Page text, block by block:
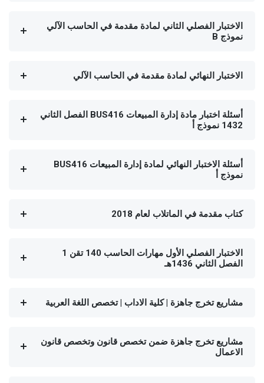
الاختبار الفصلي الثاني لمادة مقدمة في الحاسب الآلي
نموذج B
الاختبار النهائي لمادة مقدمة في الحاسب الآلي
أسئلة اختبار مادة إدارة المبيعات BUS416 الفصل الثاني
1432 نموذج أ
أسئلة الاختبار النهائي لمادة إدارة المبيعات BUS416
نموذج أ
كتاب مقدمة في الماتلاب لعام 2018
الاختبار الفصلي الأول مهارات الحاسب 140 تقن 1
الفصل الثاني 1436هـ
مشاريع تخرج جاهزة | كلية الاداب | تخصص اللغة العربية
مشاريع تخرج جاهزة ضمن تخصص قانون وتخصص قانون
الاعمال